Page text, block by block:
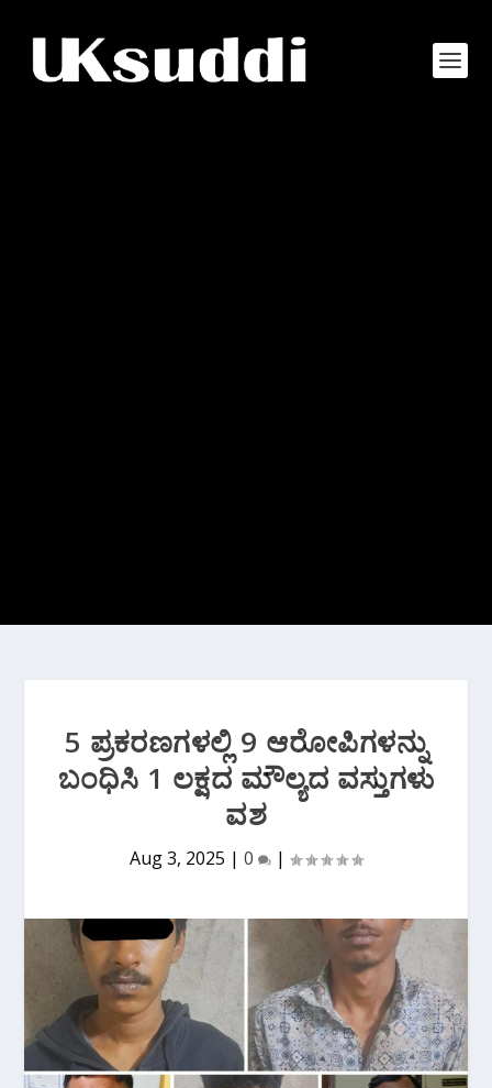
5 ಪ್ರಕರಣಗಳಲ್ಲಿ 9 ಆರೋಪಿಗಳನ್ನು
ಬಂಧಿಸಿ 1 ಲಕ್ಷದ ಮೌಲ್ಯದ ವಸ್ತುಗಳು
ವಶ
Aug 3, 2025 | 0 |